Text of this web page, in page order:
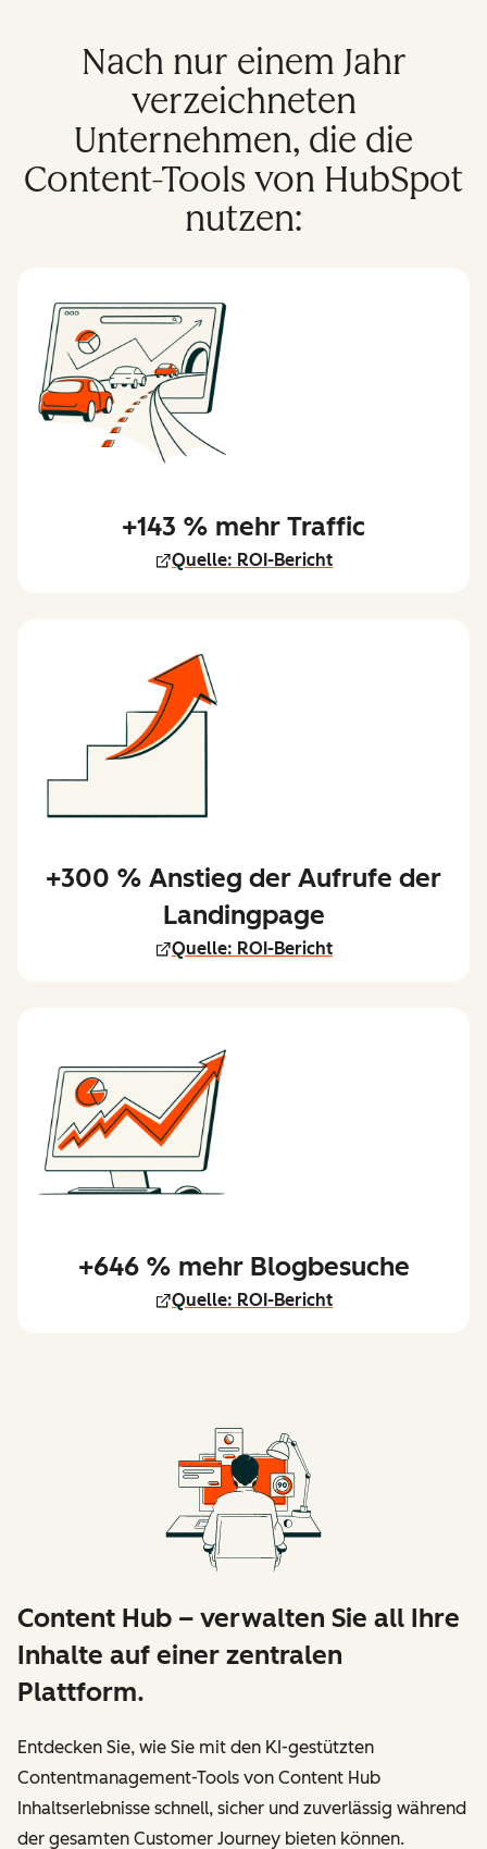
Nach nur einem Jahr
verzeichneten
Unternehmen, die die
Content-Tools von HubSpot
nutzen:
+143 % mehr Traffic
Quelle: ROI-Bericht
+300 % Anstieg der Aufrufe der
Landingpage
Quelle: ROI-Bericht
+646 % mehr Blogbesuche
Quelle: ROI-Bericht
Content Hub – verwalten Sie all Ihre
Inhalte auf einer zentralen
Plattform.
Entdecken Sie, wie Sie mit den KI-gestützten
Contentmanagement-Tools von Content Hub
Inhaltserlebnisse schnell, sicher und zuverlässig während
der gesamten Customer Journey bieten können.